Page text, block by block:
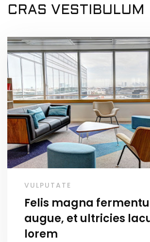
CRAS VESTIBULUM
VULPUTATE
Felis magna
augue, et ultricies
lorem